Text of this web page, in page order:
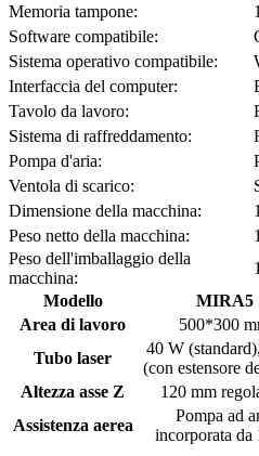
Memoria tampone:
Software compatibile:
Sistema operativo compatibile:
Interfaccia del computer:
Tavolo da lavoro:
Sistema di raffreddamento:
Pompa d'aria:
Ventola di scarico:
Dimensione della macchina:
Peso netto della macchina:
Peso dell'imballaggio della
macchina:
Modello
MIRA5
Area di lavoro
500*300
Tubo laser
40 W
(con estensore
Altezza asse Z
120 mm
Assistenza aerea
Pompa ad
incorporata da